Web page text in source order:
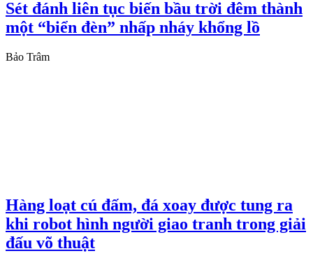
Sét đánh liên tục biến bầu trời đêm thành
một “biển đèn” nhấp nháy khổng lồ
Bảo Trâm
Hàng loạt cú đấm, đá xoay được tung ra
khi robot hình người giao tranh trong giải
đấu võ thuật